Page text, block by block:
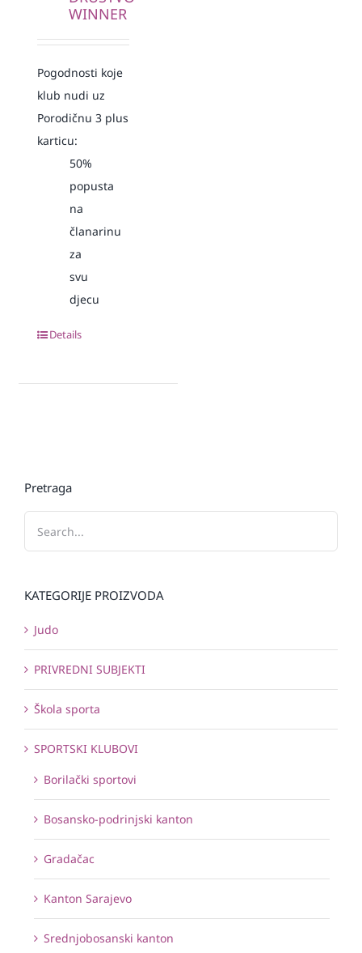
WINNER
Pogodnosti koje
klub nudi uz
Porodičnu 3 plus
karticu:
50%
popusta
na
članarinu
za
svu
djecu
Details
Pretraga
KATEGORIJE PROIZVODA
Judo
PRIVREDNI SUBJEKTI
Škola sporta
SPORTSKI KLUBOVI
Borilački sportovi
Bosansko-podrinjski kanton
Gradačac
Kanton Sarajevo
Srednjobosanski kanton